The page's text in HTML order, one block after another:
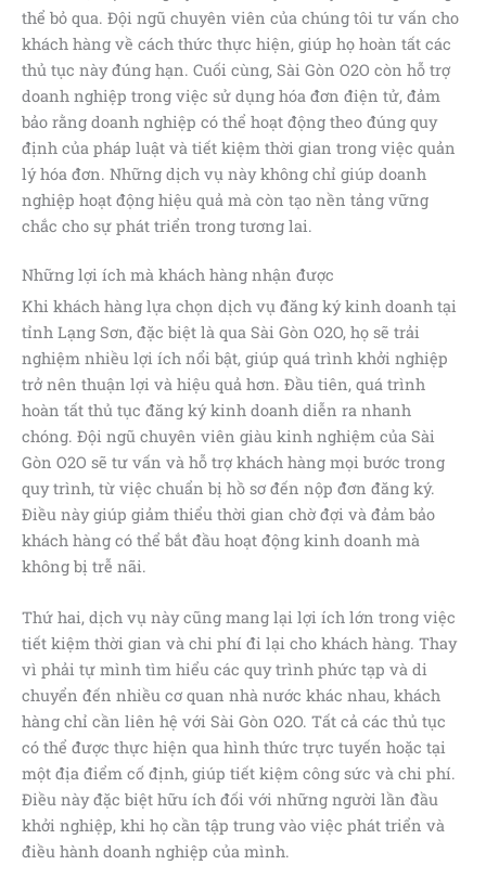
thể bỏ qua. Đội ngũ chuyên viên của chúng tôi tư vấn cho
khách hàng về cách thức thực hiện, giúp họ hoàn tất các
thủ tục này đúng hạn. Cuối cùng, Sài Gòn O2O còn hỗ trợ
doanh nghiệp trong việc sử dụng hóa đơn điện tử, đảm
bảo rằng doanh nghiệp có thể hoạt động theo đúng quy
định của pháp luật và tiết kiệm thời gian trong việc quản
lý hóa đơn. Những dịch vụ này không chỉ giúp doanh
nghiệp hoạt động hiệu quả mà còn tạo nền tảng vững
chắc cho sự phát triển trong tương lai.
Những lợi ích mà khách hàng nhận được
Khi khách hàng lựa chọn dịch vụ đăng ký kinh doanh tại
tỉnh Lạng Sơn, đặc biệt là qua Sài Gòn O2O, họ sẽ trải
nghiệm nhiều lợi ích nổi bật, giúp quá trình khởi nghiệp
trở nên thuận lợi và hiệu quả hơn. Đầu tiên, quá trình
hoàn tất thủ tục đăng ký kinh doanh diễn ra nhanh
chóng. Đội ngũ chuyên viên giàu kinh nghiệm của Sài
Gòn O2O sẽ tư vấn và hỗ trợ khách hàng mọi bước trong
quy trình, từ việc chuẩn bị hồ sơ đến nộp đơn đăng ký.
Điều này giúp giảm thiểu thời gian chờ đợi và đảm bảo
khách hàng có thể bắt đầu hoạt động kinh doanh mà
không bị trễ nãi.
Thứ hai, dịch vụ này cũng mang lại lợi ích lớn trong việc
tiết kiệm thời gian và chi phí đi lại cho khách hàng. Thay
vì phải tự mình tìm hiểu các quy trình phức tạp và di
chuyển đến nhiều cơ quan nhà nước khác nhau, khách
hàng chỉ cần liên hệ với Sài Gòn O2O. Tất cả các thủ tục
có thể được thực hiện qua hình thức trực tuyến hoặc tại
một địa điểm cố định, giúp tiết kiệm công sức và chi phí.
Điều này đặc biệt hữu ích đối với những người lần đầu
khởi nghiệp, khi họ cần tập trung vào việc phát triển và
điều hành doanh nghiệp của mình.